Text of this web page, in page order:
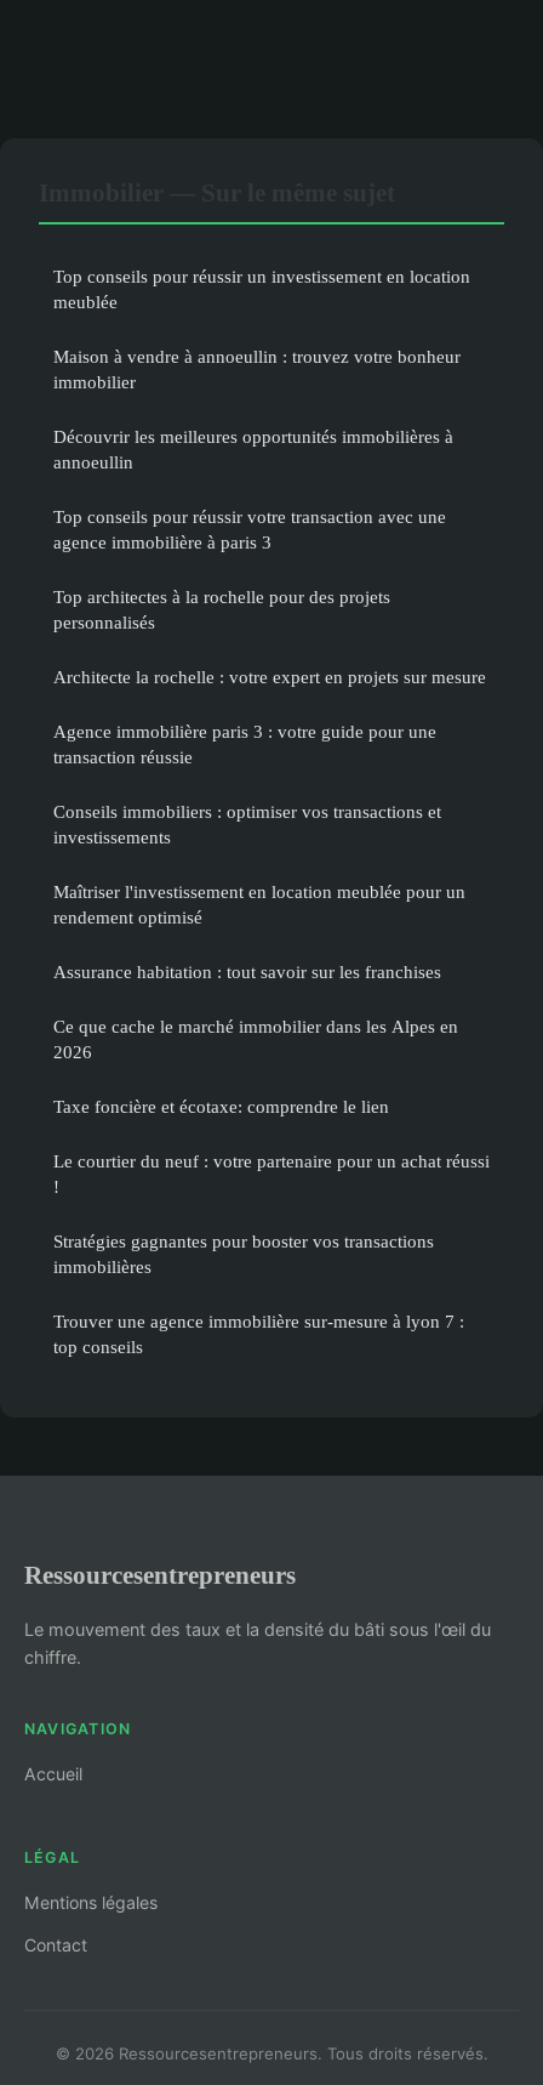
Top conseils pour réussir un investissement en location
meublée
Maison à vendre à annoeullin : trouvez votre bonheur
immobilier
Découvrir les meilleures opportunités immobilières à
annoeullin
Top conseils pour réussir votre transaction avec une
agence immobilière à paris 3
Top architectes à la rochelle pour des projets
personnalisés
Architecte la rochelle : votre expert en projets sur mesure
Agence immobilière paris 3 : votre guide pour une
transaction réussie
Conseils immobiliers : optimiser vos transactions et
investissements
Maîtriser l'investissement en location meublée pour un
rendement optimisé
Assurance habitation : tout savoir sur les franchises
Ce que cache le marché immobilier dans les Alpes en
2026
Taxe foncière et écotaxe: comprendre le lien
Le courtier du neuf : votre partenaire pour un achat réussi
!
Stratégies gagnantes pour booster vos transactions
immobilières
Trouver une agence immobilière sur-mesure à lyon 7 :
top conseils
Ressourcesentrepreneurs
Le mouvement des taux et la densité du bâti sous l'œil du
chiffre.
NAVIGATION
Accueil
LÉGAL
Mentions légales
Contact
© 2026 Ressourcesentrepreneurs. Tous droits réservés.